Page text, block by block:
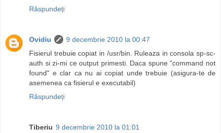
Răspundeți
Ovidiu
9 decembrie 2010 la 00:47
Fisierul trebuie copiat in /usr/bin. Ruleaza in consola sp-sc-
auth si zi-mi ce output primesti. Daca spune "command not
found" e clar ca nu ai copiat unde trebuie (asigura-te de
asemenea ca fisierul e executabil)
Răspundeți
Tiberiu 9 decembrie 2010 la 01:01